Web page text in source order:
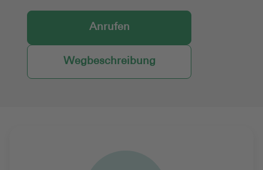
Anrufen
Wegbeschreibung